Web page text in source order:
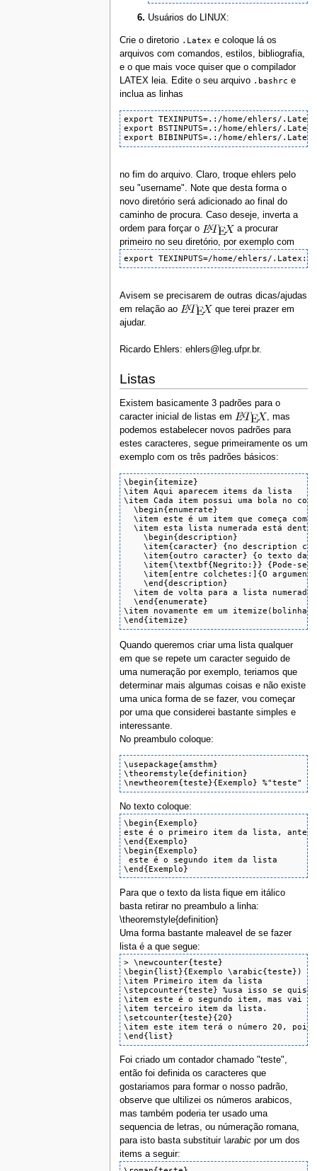
Usuários do LINUX:
Crie o diretorio .Latex e coloque lá os
arquivos com comandos, estilos, bibliografia,
e o que mais voce quiser que o compilador
LATEX leia. Edite o seu arquivo .bashrc e
inclua as linhas
export TEXINPUTS=.:/home/ehlers/.Latex:
export BSTINPUTS=.:/home/ehlers/.Latex
export BIBINPUTS=.:/home/ehlers/.Latex
no fim do arquivo. Claro, troque ehlers pelo
seu "username". Note que desta forma o
novo diretório será adicionado ao final do
caminho de procura. Caso deseje, inverta a
ordem para forçar o
a procurar
primeiro no seu diretório, por exemplo com
export TEXINPUTS=/home/ehlers/.Latex:.:
Avisem se precisarem de outras dicas/ajudas
em relação ao
que terei prazer em
ajudar.
Ricardo Ehlers: ehlers@leg.ufpr.br.
Listas
Existem basicamente 3 padrões para o
caracter inicial de listas em
, mas
podemos estabelecer novos padrões para
estes caracteres, segue primeiramente os um
exemplo com os três padrões básicos:
\begin{itemize}
\item Aqui aparecem items da lista
\item Cada item possui uma bola no
  \begin{enumerate}
\item este é um item que começa com
\item esta lista numerada está
    \begin{description}
\item{caracter} {no description
\item{outro caracter} {o texto da
\item{\textbf{Negrito:}} {Pode-se
\item[entre colchetes:]{O
    \end{description}
  \item de volta para a lista numerada
  \end{enumerate}
\item novamente em um itemize(bolinhas
\end{itemize}
Quando queremos criar uma lista qualquer
em que se repete um caracter seguido de
uma numeração por exemplo, teriamos que
determinar mais algumas coisas e não existe
uma unica forma de se fazer, vou começar
por uma que considerei bastante simples e
interessante.
No preambulo coloque:
\usepackage{amsthm}
\theoremstyle{definition}
\newtheorem{teste}{Exemplo} %"teste"
No texto coloque:
\begin{Exemplo}
este é o primeiro item da lista, antes
\end{Exemplo}
\begin{Exemplo}
este é o segundo item da lista
\end{Exemplo}
Para que o texto da lista fique em itálico
basta retirar no preambulo a linha:
\theoremstyle{definition}
Uma forma bastante maleavel de se fazer
lista é a que segue:
> \newcounter{teste}
\begin{list}{Exemplo \arabic{teste})
\item Primeiro item da lista
\stepcounter{teste} %usa isso se quiser
\item este é o segundo item, mas vai
\item terceiro item da lista.
\setcounter{teste}{20}
\item este item terá o número 20,
\end{list}
Foi criado um contador chamado "teste",
então foi definida os caracteres que
gostariamos para formar o nosso padrão,
observe que ultilizei os números arabicos,
mas também poderia ter usado uma
sequencia de letras, ou númeração romana,
para isto basta substituir \arabicpor um dos
items a seguir: